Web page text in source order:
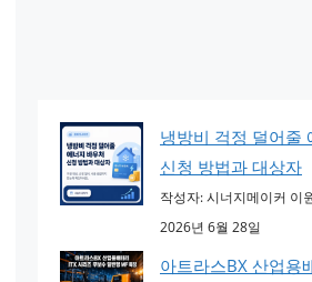
냉방비 걱정 덜어줄
신청 방법과 대상자
작성자: 시너지메이커 이
2026년 6월 28일
아트라스BX 산업용